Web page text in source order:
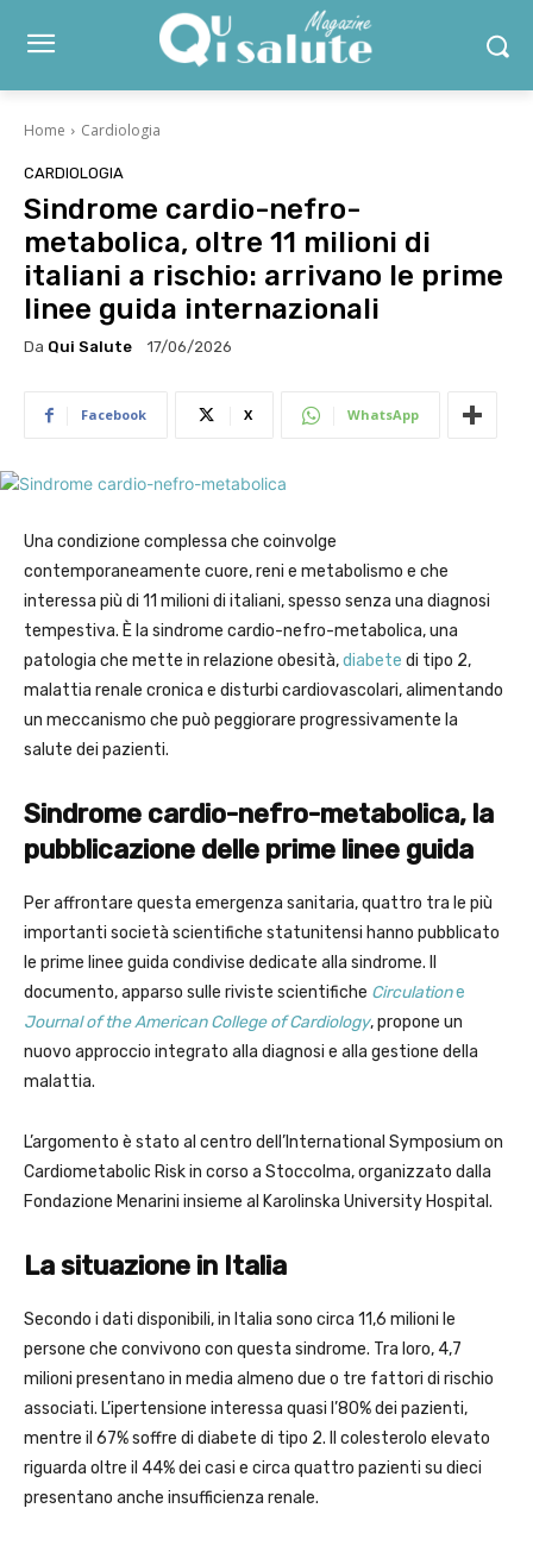
Home Cardiologia
CARDIOLOGIA
Sindrome cardio-nefro-
metabolica, oltre 11 milioni di
italiani a rischio: arrivano le prime
linee guida internazionali
Da Qui Salute 17/06/2026
Facebook X WhatsApp
Una condizione complessa che coinvolge
contemporaneamente cuore, reni e metabolismo e che
interessa più di 11 milioni di italiani, spesso senza una diagnosi
tempestiva. È la sindrome cardio-nefro-metabolica, una
patologia che mette in relazione obesità,diabete di tipo 2,
malattia renale cronica e disturbi cardiovascolari, alimentando
un meccanismo che può peggiorare progressivamente la
salute dei pazienti.
Sindrome cardio-nefro-metabolica, la
pubblicazione delle prime linee guida
Per affrontare questa emergenza sanitaria, quattro tra le più
importanti società scientifiche statunitensi hanno pubblicato
le prime linee guida condivise dedicate alla sindrome. Il
documento, apparso sulle riviste scientifiche Circulatione
Journal of the American College of Cardiology, propone un
nuovo approccio integrato alla diagnosi e alla gestione della
malattia.
L’argomento è stato al centro dell’International Symposium on
Cardiometabolic Risk in corso a Stoccolma, organizzato dalla
Fondazione Menarini insieme al Karolinska University Hospital.
La situazione in Italia
Secondo i dati disponibili, in Italia sono circa 11,6 milioni le
persone che convivono con questa sindrome. Tra loro, 4,7
milioni presentano in media almeno due o tre fattori di rischio
associati. L’ipertensione interessa quasi l’80% dei pazienti,
mentre il 67% soffre di diabete di tipo 2. Il colesterolo elevato
riguarda oltre il 44% dei casi e circa quattro pazienti su dieci
presentano anche insufficienza renale.